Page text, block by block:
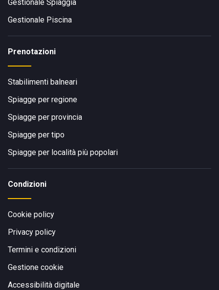
Gestionale Spiaggia
Gestionale Piscina
Prenotazioni
Stabilimenti balneari
Spiagge per regione
Spiagge per provincia
Spiagge per tipo
Spiagge per località più popolari
Condizioni
Cookie policy
Privacy policy
Termini e condizioni
Gestione cookie
Accessibilità digitale